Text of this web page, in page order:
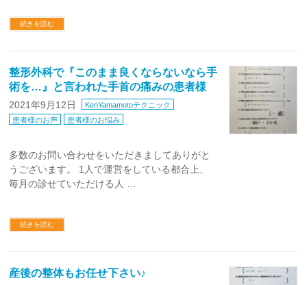
続きを読む
整形外科で『このまま良くならないなら手
術を…』と言われた手首の痛みの患者様
2021年9月12日
KenYamamotoテクニック
患者様のお声
患者様のお悩み
多数のお問い合わせをいただきましてありがと
うございます。 1人で運営をしている都合上、
毎月の診せていただける人 …
続きを読む
産後の整体もお任せ下さい♪